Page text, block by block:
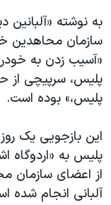
اعتراضات مردمی آبان
اسرائیل در جنگ
نرگس محمدی برنده
صفحه‌های ویژه
سفر پرزیدنت ترامپ
به نوشته
سازمان محاهدین
«آسیب زدن به
پلیس، سرپیچی از
پلیس،» بوده است.
این بازجویی یک
از اعضای سازمان
آلبانی انجام شده